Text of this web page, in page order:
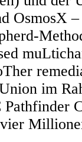
OsmosX
im